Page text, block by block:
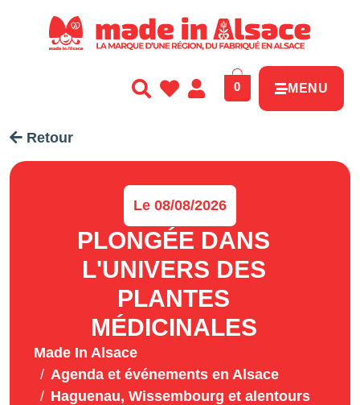
0 MENU
Retour
Le 08/08/2026
PLONGÉE DANS
L'UNIVERS DES
PLANTES
MÉDICINALES
Made In Alsace
Agenda et événements en Alsace
Haguenau, Wissembourg et alentours